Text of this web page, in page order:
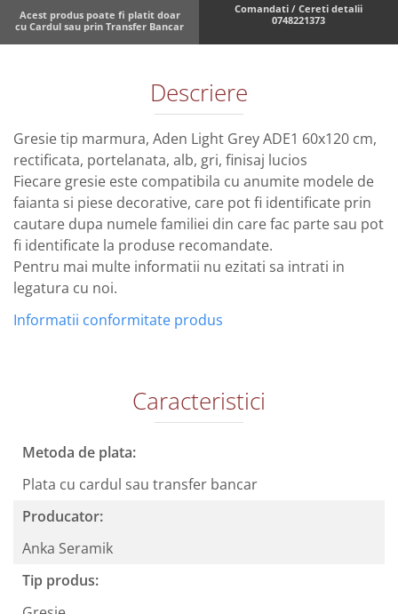
Acest produs poate fi platit doar
cu Cardul sau prin Transfer Bancar
Comandati / Cereti detalii
0748221373
Descriere
Gresie tip marmura, Aden Light Grey ADE1 60x120 cm,
rectificata, portelanata, alb, gri, finisaj lucios
Fiecare gresie este compatibila cu anumite modele de
faianta si piese decorative, care pot fi identificate prin
cautare dupa numele familiei din care fac parte sau pot
fi identificate la produse recomandate.
Pentru mai multe informatii nu ezitati sa intrati in
legatura cu noi.
Informatii conformitate produs
Caracteristici
Metoda de plata:
Plata cu cardul sau transfer bancar
Producator:
Anka Seramik
Tip produs: